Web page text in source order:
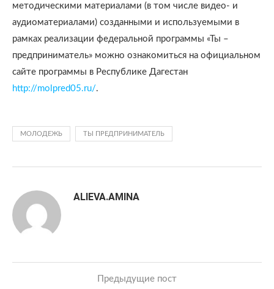
методическими материалами (в том числе видео- и
аудиоматериалами) созданными и используемыми в
рамках реализации федеральной программы «Ты –
предприниматель» можно ознакомиться на официальном
сайте программы в Республике Дагестан
http://molpred05.ru/.
МОЛОДЕЖЬ ТЫ ПРЕДПРИНИМАТЕЛЬ
ALIEVA.AMINA
Предыдущие пост